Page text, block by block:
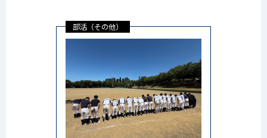
部活（その他）